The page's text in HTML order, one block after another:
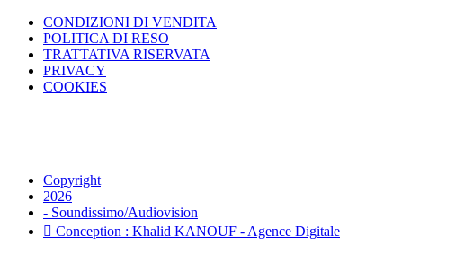
CONDIZIONI DI VENDITA
POLITICA DI RESO
TRATTATIVA RISERVATA
PRIVACY
COOKIES
Copyright
2026
- Soundissimo/Audiovision
Conception : Khalid KANOUF - Agence Digitale